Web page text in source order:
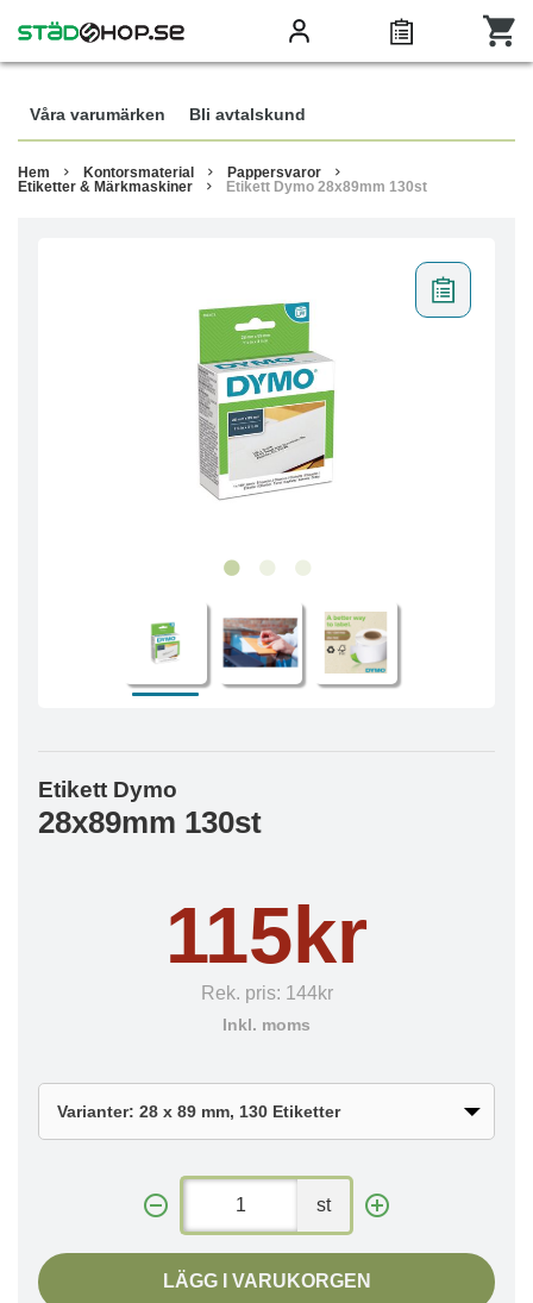
Våra varumärken Bli avtalskund
Hem Kontorsmaterial
Pappersvaror
Etiketter & Märkmaskiner
Etikett Dymo 28x89mm 130st
Etikett Dymo
28x89mm 130st
115kr
Rek. pris: 144kr
Inkl. moms
st
LÄGG I VARUKORGEN